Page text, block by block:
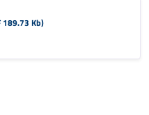
189.73 Kb)